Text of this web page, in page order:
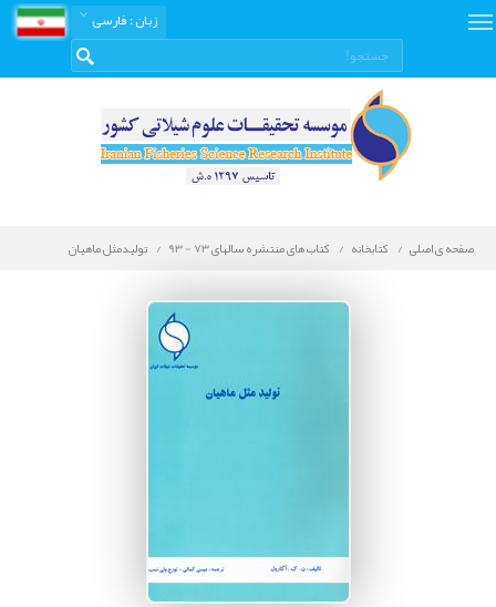
زبان: فارسی
صفحه ی اصلی کتابخانه کتاب های منتشره سالهای 73 - 93 توليدمثل ماهيان